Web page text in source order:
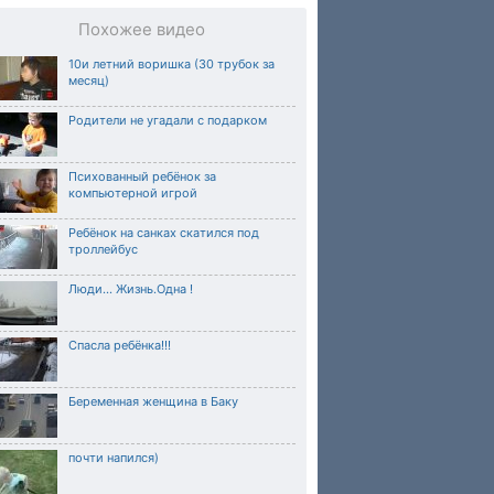
Похожее видео
10и летний воришка (30 трубок за
месяц)
Родители не угадали с подарком
Психованный ребёнок за
компьютерной игрой
Ребёнок на санках скатился под
троллейбус
Люди... Жизнь.Одна !
Спасла ребёнка!!!
Беременная женщина в Баку
почти напился)